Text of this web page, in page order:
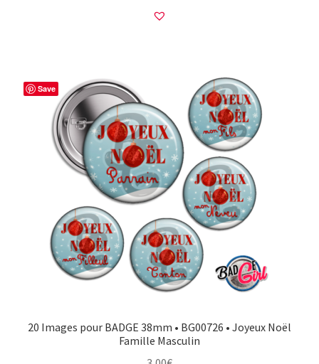
Save
20 Images pour BADGE 38mm • BG00726 • Joyeux Noël
Famille Masculin